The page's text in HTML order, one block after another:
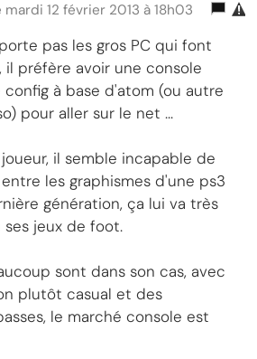
mardi 12 février 2013 à 18h03
pas les gros PC qui font
préfère avoir une console
à base d'atom (ou autre
pour aller sur le net ...
il semble incapable de
les graphismes d'une ps3
génération, ça lui va très
ses jeux de foot.
sont dans son cas, avec
plutôt casual et des
le marché console est